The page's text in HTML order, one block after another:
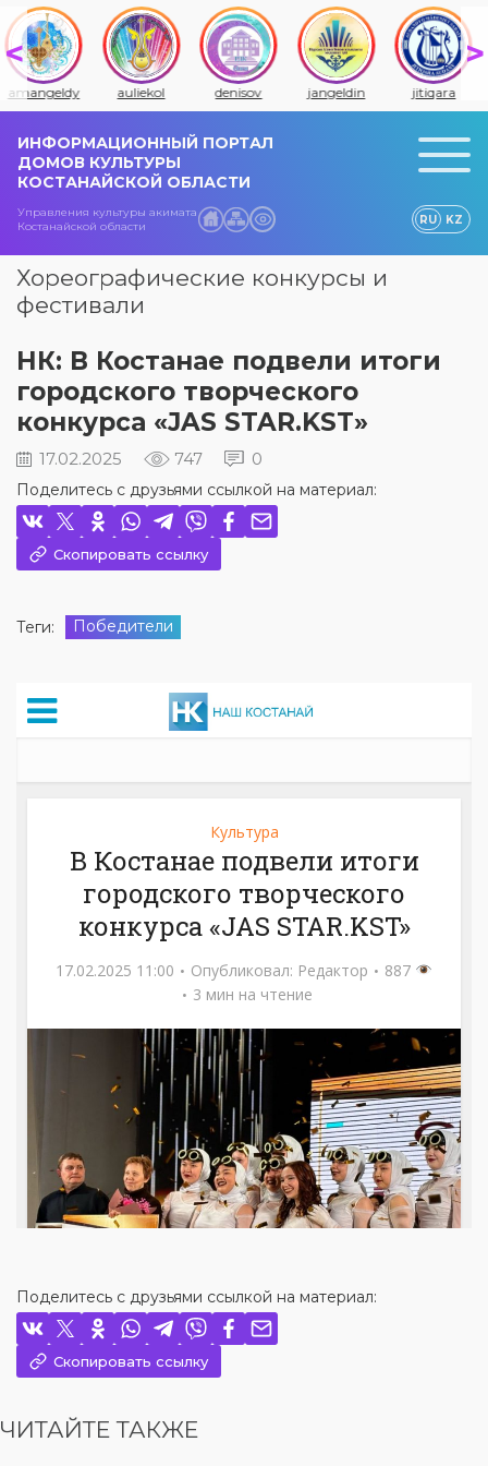
amangeldy auliekol denisov jangeldin jitiqara
ИНФОРМАЦИОННЫЙ ПОРТАЛ
ДОМОВ КУЛЬТУРЫ
КОСТАНАЙСКОЙ ОБЛАСТИ
Управления культуры акимата
Костанайской области
RU KZ
Хореографические конкурсы и
фестивали
НК: В Костанае подвели итоги
городского творческого
конкурса «JAS STAR.KST»
17.02.2025 747 0
Поделитесь с друзьями ссылкой на материал:
Скопировать ссылку
Теги: Победители
Поделитесь с друзьями ссылкой на материал:
Скопировать ссылку
ЧИТАЙТЕ ТАКЖЕ